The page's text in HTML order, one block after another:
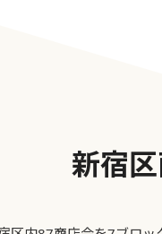
新宿